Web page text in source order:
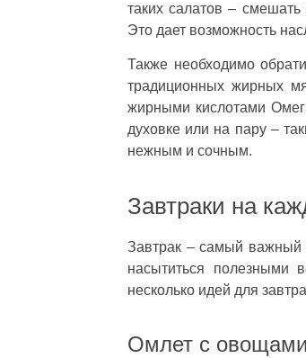
таких салатов –
Это дает возможность
Также необходимо
традиционных жирных
жирными кислотами
духовке или на пару –
нежным и сочным.
Завтраки на
Завтрак – самый важный
насытиться полезными
несколько идей для
Омлет с овощами